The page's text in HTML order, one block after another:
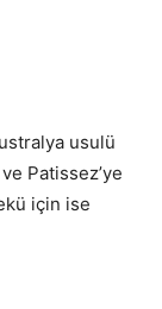
usulü
Patissez’ye
için ise